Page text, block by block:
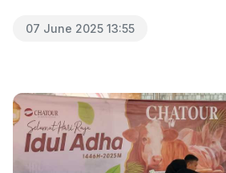
07 June 2025 13:55